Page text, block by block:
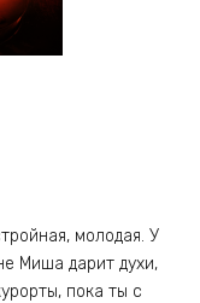
молодая. У
Миша дарит духи,
пока ты с